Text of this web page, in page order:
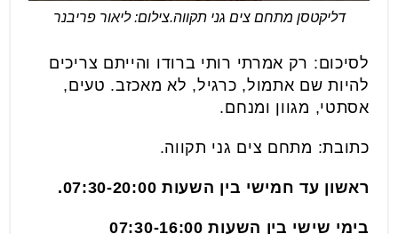
דליקטסן מתחם צים גני תקווה.צילום: ליאור פריבנר
לסיכום: רק אמרתי רותי ברודו והייתם צריכים
להיות שם אתמול, כרגיל, לא מאכזב. טעים,
אסתטי, מגוון ומנחם.
כתובת: מתחם צים גני תקווה.
ראשון עד חמישי בין השעות 07:30-20:00.
בימי שישי בין השעות 07:30-16:00